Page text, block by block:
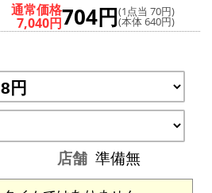
通常価格
7,040円704円(1点当 70円)
(本体 640円)
店舗 準備無